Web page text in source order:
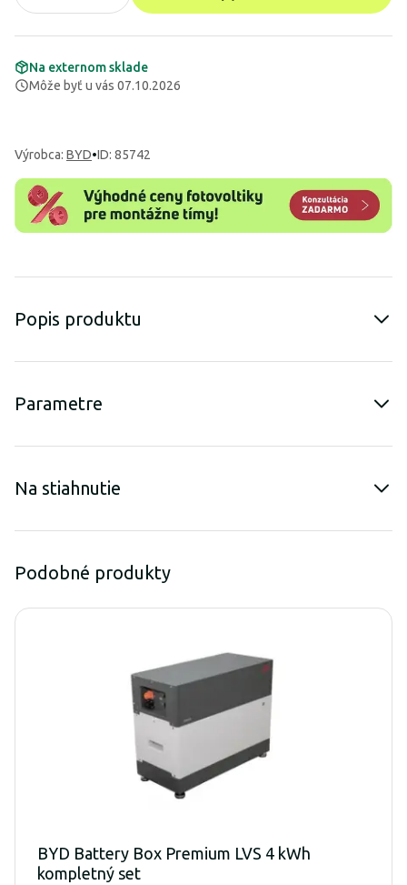
Na externom sklade
Môže byť u vás 07.10.2026
Výrobca: BYD•ID: 85742
Popis produktu
Parametre
Na stiahnutie
Podobné produkty
BYD Battery Box Premium LVS 4 kWh
kompletný set